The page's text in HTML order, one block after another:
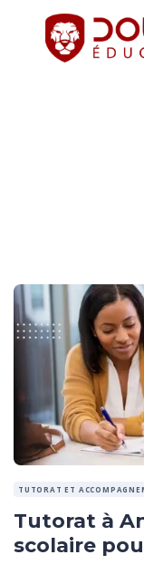
TUTORAT ET
Tutorat à
scolaire